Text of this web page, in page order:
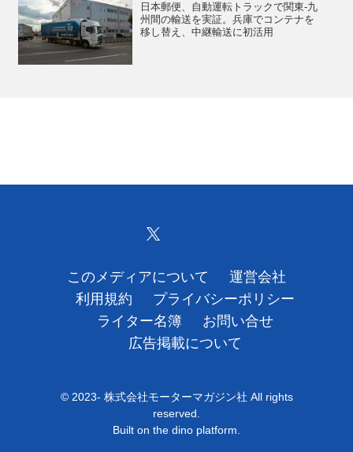
日本郵便、自動運転トラックで関東-九
州間の輸送を実証。兵庫でコンテナを
移し替え、中継輸送に初活用
このメディアについて
運営会社
利用規約
プライバシーポリシー
ライター名簿
お問い合せ
広告掲載について
© 2023- 株式会社モーターマガジン社 All rights
reserved.
Built on the dino platform.